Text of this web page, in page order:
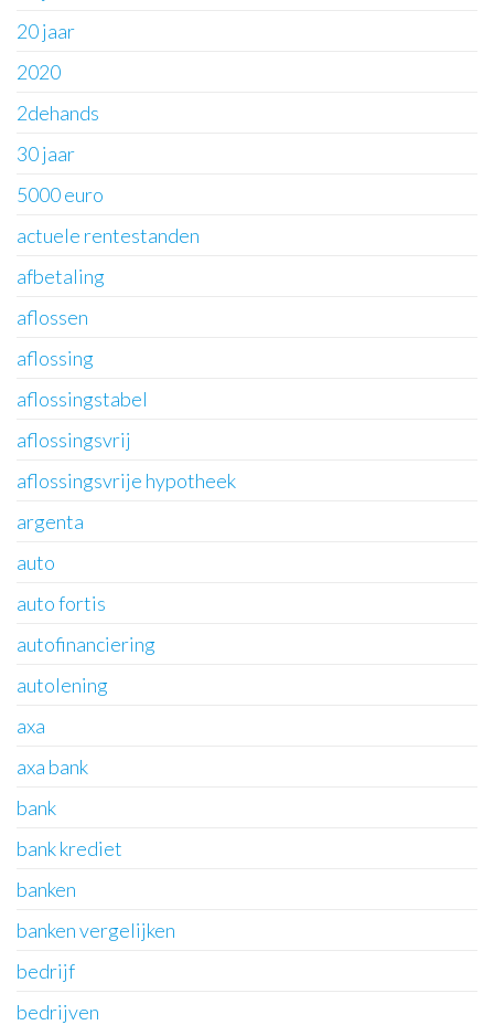
20 jaar
2020
2dehands
30 jaar
5000 euro
actuele rentestanden
afbetaling
aflossen
aflossing
aflossingstabel
aflossingsvrij
aflossingsvrije hypotheek
argenta
auto
auto fortis
autofinanciering
autolening
axa
axa bank
bank
bank krediet
banken
banken vergelijken
bedrijf
bedrijven